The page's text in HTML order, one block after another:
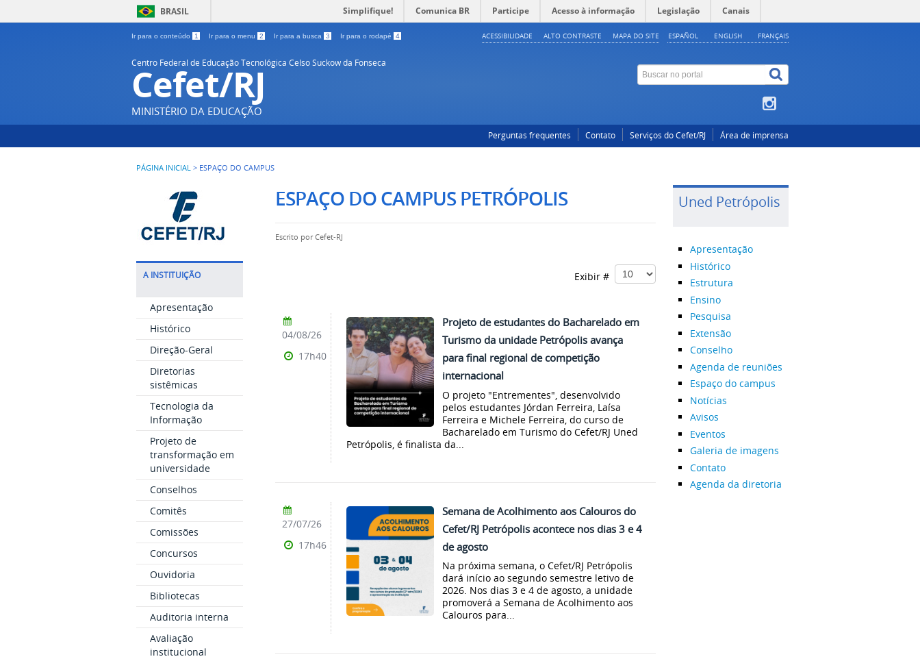
BRASIL Simplifique! Comunica BR Participe Acesso à informação Legislação Canais
Ir para o conteúdo 1 Ir para o menu 2 Ir para a busca 3 Ir para o rodapé 4 ESPAÑOL ENGLISH FRANÇAIS
ACESSIBILIDADE ALTO CONTRASTE MAPA DO SITE
Centro Federal de Educação Tecnológica Celso Suckow da Fonseca
Cefet/RJ
MINISTÉRIO DA EDUCAÇÃO
Perguntas frequentes Contato Serviços do Cefet/RJ Área de imprensa
PÁGINA INICIAL > ESPAÇO DO CAMPUS
A INSTITUIÇÃO
Apresentação
Histórico
Direção-Geral
Diretorias
sistêmicas
Tecnologia da
Informação
Projeto de
transformação em
universidade
Conselhos
Comitês
Comissões
Concursos
Ouvidoria
Bibliotecas
Auditoria interna
Avaliação
institucional
ESPAÇO DO CAMPUS PETRÓPOLIS
Escrito porCefet-RJ
Exibir #
Projeto de estudantes do Bacharelado em
Turismo da unidade Petrópolis avança
para final regional de competição
internacional
O projeto "Entrementes", desenvolvido
pelos estudantes Jórdan Ferreira, Laísa
Ferreira e Michele Ferreira, do curso de
Bacharelado em Turismo do Cefet/RJ Uned
Petrópolis, é finalista da...
04/08/26
17h40
Semana de Acolhimento aos Calouros do
Cefet/RJ Petrópolis acontece nos dias 3 e 4
de agosto
Na próxima semana, o Cefet/RJ Petrópolis
dará início ao segundo semestre letivo de
2026. Nos dias 3 e 4 de agosto, a unidade
promoverá a Semana de Acolhimento aos
Calouros para...
27/07/26
17h46
Uned Petrópolis
Apresentação
Histórico
Estrutura
Ensino
Pesquisa
Extensão
Conselho
Agenda de reuniões
Espaço do campus
Notícias
Avisos
Eventos
Galeria de imagens
Contato
Agenda da diretoria